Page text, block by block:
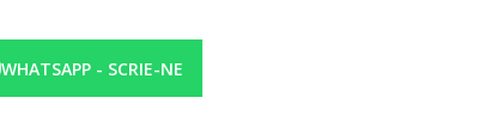
WHATSAPP - SCRIE-NE